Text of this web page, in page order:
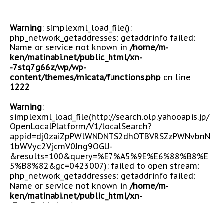
Warning: simplexml_load_file():
php_network_getaddresses: getaddrinfo failed:
Name or service not known in /home/m-
ken/matinabi.net/public_html/xn-
-7stq7g66z/wp/wp-
content/themes/micata/functions.php on line
1222
Warning:
simplexml_load_file(http://search.olp.yahooapis.jp/
OpenLocalPlatform/V1/localSearch?
appid=dj0zaiZpPWlWNDNTS2dhOTBVRSZzPWNvbnN
1bWVyc2VjcmV0Jng9OGU-
&results=100&query=%E7%A5%9E%E6%88%B8%E
5%B8%82&gc=0423007): failed to open stream:
php_network_getaddresses: getaddrinfo failed:
Name or service not known in /home/m-
ken/matinabi.net/public_html/xn-